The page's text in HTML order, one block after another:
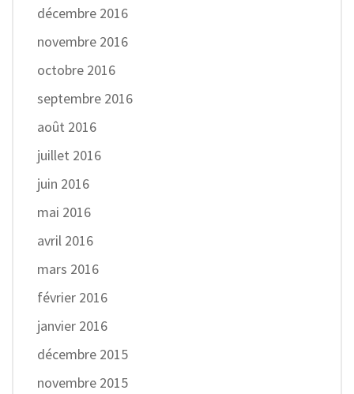
décembre 2016
novembre 2016
octobre 2016
septembre 2016
août 2016
juillet 2016
juin 2016
mai 2016
avril 2016
mars 2016
février 2016
janvier 2016
décembre 2015
novembre 2015